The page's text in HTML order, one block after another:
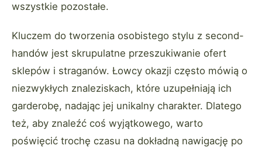
wszystkie pozostałe.
Kluczem do tworzenia osobistego stylu z second-
handów jest skrupulatne przeszukiwanie ofert
sklepów i straganów. Łowcy okazji często mówią o
niezwykłych znaleziskach, które uzupełniają ich
garderobę, nadając jej unikalny charakter. Dlatego
też, aby znaleźć coś wyjątkowego, warto
poświęcić trochę czasu na dokładną nawigację po